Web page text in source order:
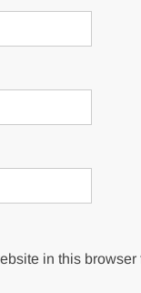
in this browser